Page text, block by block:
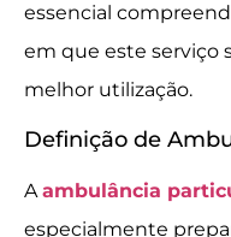
essencial
em que este serviço
melhor utilização.
Definição de
A ambulância
especialmente